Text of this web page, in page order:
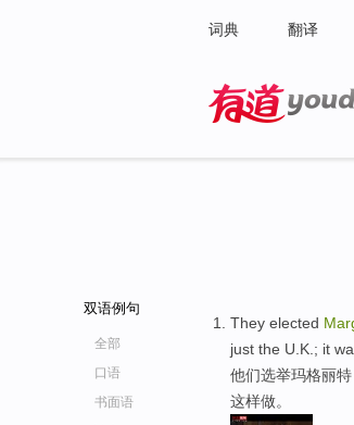
词典 翻译
双语例句
全部
口语
书面语
They elected
just the U.K.; it
他们选举玛格丽
这样做。